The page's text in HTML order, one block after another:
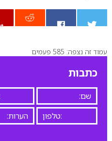
0
עמוד זה נצפה: 585 פעמים
כתבות